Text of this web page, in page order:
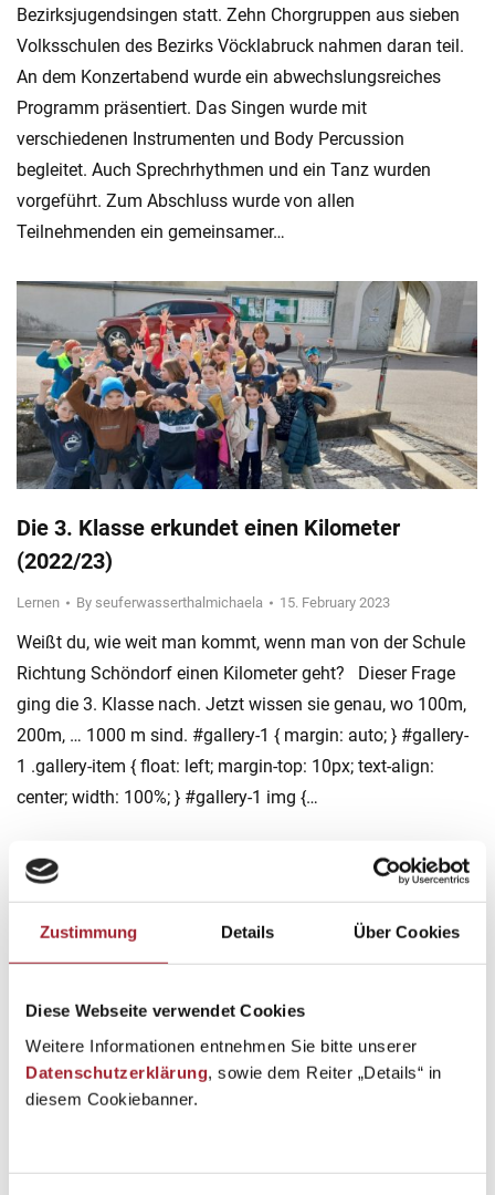
Zustimmung Details Über Cookies
Diese Webseite verwendet Cookies
Weitere Informationen entnehmen Sie bitte unserer
Datenschutzerklärung, sowie dem Reiter „Details“ in
diesem Cookiebanner.
Bezirksjugendsingen statt. Zehn Chorgruppen aus sieben
Volksschulen des Bezirks Vöcklabruck nahmen daran teil.
An dem Konzertabend wurde ein abwechslungsreiches
Programm präsentiert. Das Singen wurde mit
verschiedenen Instrumenten und Body Percussion
begleitet. Auch Sprechrhythmen und ein Tanz wurden
vorgeführt. Zum Abschluss wurde von allen
Teilnehmenden ein gemeinsamer…
Die 3. Klasse erkundet einen Kilometer
(2022/23)
Lernen By seuferwasserthalmichaela 15. February 2023
Weißt du, wie weit man kommt, wenn man von der Schule
Richtung Schöndorf einen Kilometer geht? Dieser Frage
ging die 3. Klasse nach. Jetzt wissen sie genau, wo 100m,
200m, … 1000 m sind. #gallery-1 { margin: auto; } #gallery-
1 .gallery-item { float: left; margin-top: 10px; text-align:
center; width: 100%; } #gallery-1 img {…